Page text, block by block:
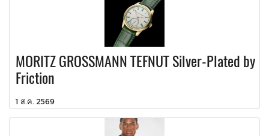
MORITZ GROSSMANN TEFNUT Silver-Plated by
Friction
1 ส.ค. 2569